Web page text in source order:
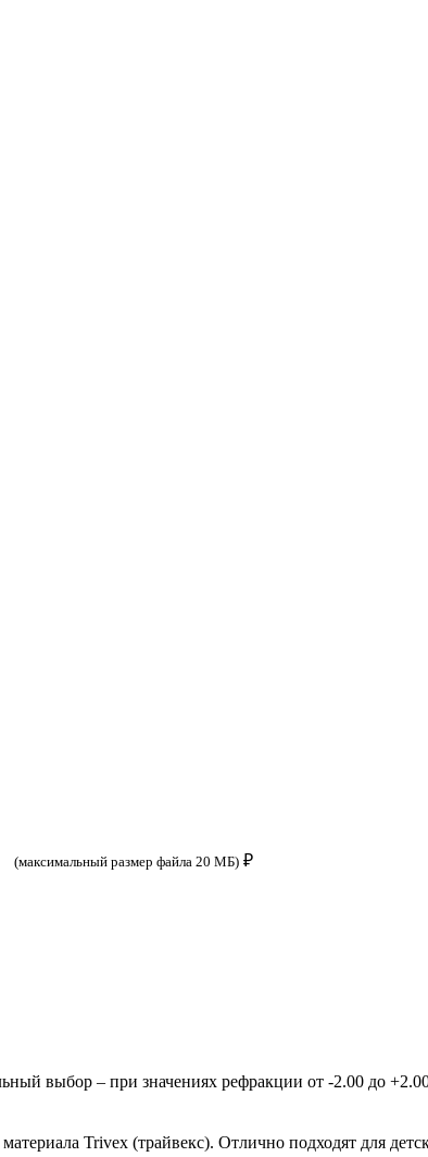
(максимальный размер файла 20 МБ) ₽
выбор – при значениях рефракции от -2.00 до
Trivex (трайвекс). Отлично подходят для